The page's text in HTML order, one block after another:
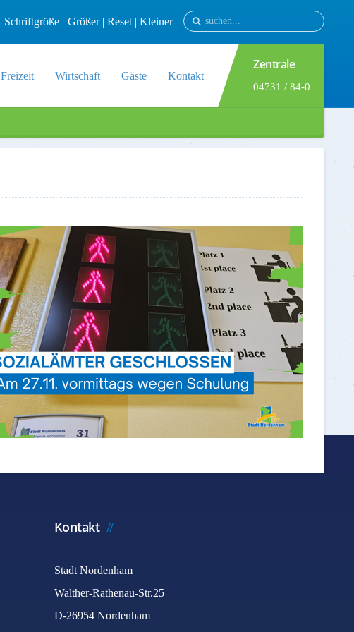
Schriftgröße Größer| Reset | Kleiner
Freizeit Wirtschaft Gäste Kontakt
Zentrale
04731 / 84-0
Kontakt
Stadt Nordenham
Walther-Rathenau-Str.25
D-26954 Nordenham